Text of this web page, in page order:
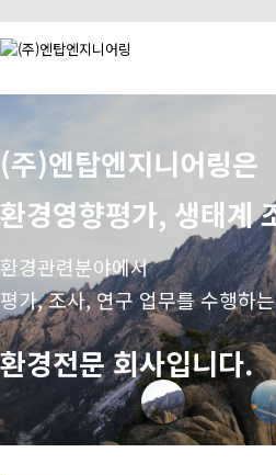
(주)엔탑엔지니어링은
환경영향평가, 생태계
환경관련분야에서
평가, 조사, 연구 업무를 수행하는
환경전문 회사입니다.
사 훈
우리회사 고객감동 일
(주)엔탑엔지니어링은
환경 분야에서 일등 기술로
고객 만족을 최우선으로 합니다.
(주)엔탑엔지니어링은
기술자를 도와주고 대우해 주는
사람 친화 기업입니다.
(주)엔탑엔지니어링은
지속가능한 개발을 통해
개발의 현장에서 환경을 보호하는
환경기업입니다.